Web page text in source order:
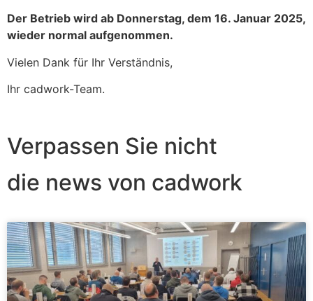
Der Betrieb wird ab Donnerstag, dem 16. Januar 2025,
wieder normal aufgenommen.
Vielen Dank für Ihr Verständnis,
Ihr cadwork-Team.
Verpassen Sie nicht
die news von cadwork